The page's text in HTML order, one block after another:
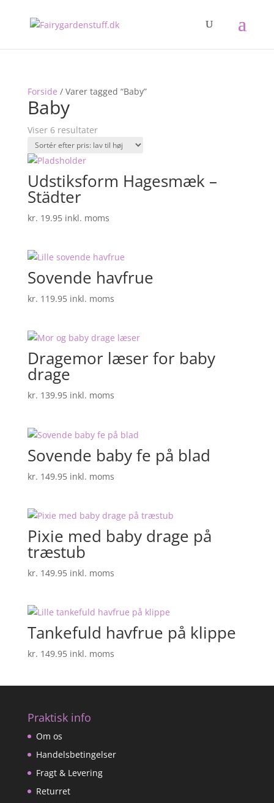
Forside / Varer tagged “Baby”
Baby
Viser 6 resultaterSorted
by
to
Udstiksform Hagesmæk –
Städter
kr. 19.95 inkl. moms
Sovende havfrue
kr. 119.95 inkl. moms
Dragemor læser for baby
drage
kr. 139.95 inkl. moms
Sovende baby fe på blad
kr. 149.95 inkl. moms
Pixie med baby drage på
træstub
kr. 149.95 inkl. moms
Tankefuld havfrue på klippe
kr. 149.95 inkl. moms
Praktisk info
Om os
Handelsbetingelser
Fragt & Levering
Returret